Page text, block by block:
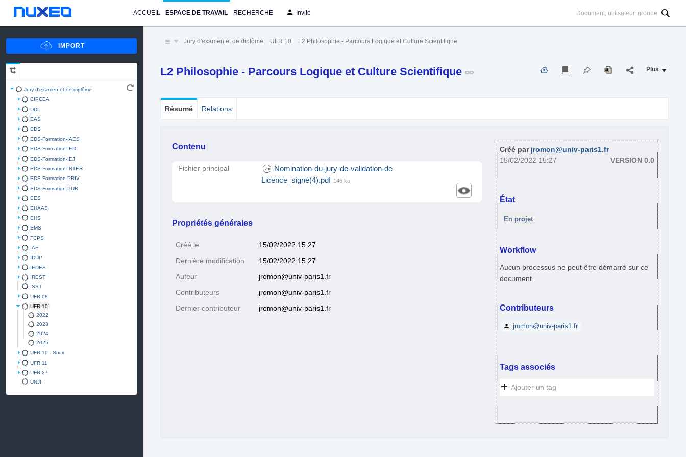
ACCUEIL ESPACE DE TRAVAIL RECHERCHE Invite
Jury d'examen et de diplôme
CIPCEA
DDL
EAS
EDS
EDS-Formation-IAES
EDS-Formation-IED
EDS-Formation-IEJ
EDS-Formation-INTER
EDS-Formation-PRIV
EDS-Formation-PUB
EES
EHAAS
EHS
EMS
FCPS
IAE
IDUP
IEDES
IREST
ISST
UFR 08
UFR 10
2022
2023
2024
2025
UFR 10 - Socio
UFR 11
UFR 27
UNJF
Jury d'examen et de diplôme UFR 10 L2 Philosophie - Parcours Logique et Culture Scientifique
L2 Philosophie - Parcours Logique et Culture Scientifique Plus
Résumé Relations
Contenu
Fichier principal
Nomination-du-jury-de-validation-de-
Licence_signé(4).pdf 146 ko
Propriétés générales
Créé le 15/02/2022 15:27
Dernière modification 15/02/2022 15:27
Auteur jromon@univ-paris1.fr
Contributeurs jromon@univ-paris1.fr
Dernier contributeur jromon@univ-paris1.fr
Créé par jromon@univ-paris1.fr
15/02/2022 15:27
VERSION 0.0
État
En projet
Workflow
Aucun processus ne peut être démarré sur ce
document.
Contributeurs
jromon@univ-paris1.fr
Tags associés